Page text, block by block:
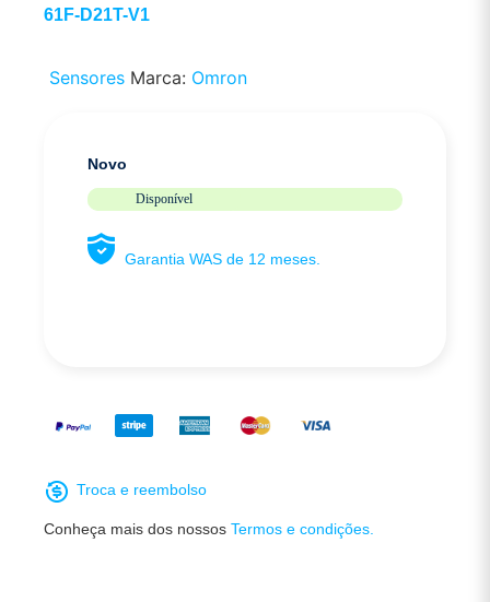
61F-D21T-V1
Sensores Marca: Omron
Novo
Disponível
Garantia WAS de 12 meses.
Troca e reembolso
Conheça mais dos nossos Termos e condições.